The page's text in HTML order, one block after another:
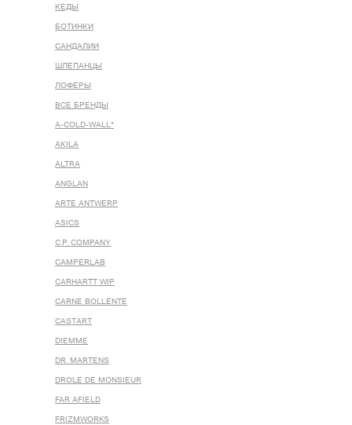
КЕДЫ
БОТИНКИ
САНДАЛИИ
ШЛЕПАНЦЫ
ЛОФЕРЫ
ВСЕ БРЕНДЫ
A-COLD-WALL*
AKILA
ALTRA
ANGLAN
ARTE ANTWERP
ASICS
C.P. COMPANY
CAMPERLAB
CARHARTT WIP
CARNE BOLLENTE
CASTART
DIEMME
DR. MARTENS
DROLE DE MONSIEUR
FAR AFIELD
FRIZMWORKS